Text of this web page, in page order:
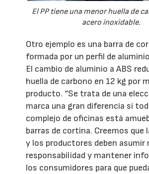
El PP tiene una menor huella de
acero inoxidable.
Otro ejemplo es una barra de
formada por un perfil de
El cambio de aluminio a ABS
huella de carbono en 12 kg por
producto. “Se trata de una
marca una gran diferencia si
complejo de oficinas está
barras de cortina. Creemos que
y los productores deben asumir
responsabilidad y mantener
los consumidores para que